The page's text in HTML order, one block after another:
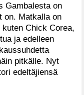
Gambalesta on
on. Matkalla on
Chick Corea,
ja edelleen
pitkälle. Nyt
edeltäjiensä